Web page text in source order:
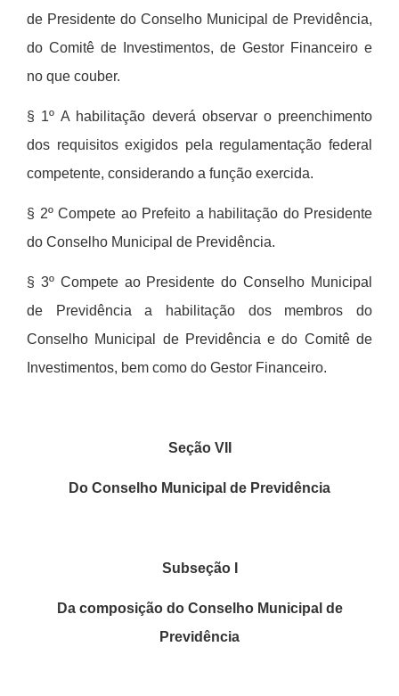
de Presidente do Conselho Municipal de Previdência,
do Comitê de Investimentos, de Gestor Financeiro e
no que couber.
§ 1ºA habilitação deverá observar o preenchimento
dos requisitos exigidos pela regulamentação federal
competente, considerando a função exercida.
§ 2º Compete ao Prefeito a habilitação do Presidente
do Conselho Municipal de Previdência.
§ 3º Compete ao Presidente do Conselho Municipal
de Previdência a habilitação dos membros do
Conselho Municipal de Previdência e do Comitêde
Investimentos, bem como do Gestor Financeiro.
Seção VII
Do Conselho Municipal de Previdência
Subseção I
Da composição do Conselho Municipal de
Previdência